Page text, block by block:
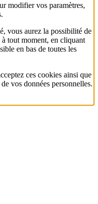
modifier vos paramètres,
vous aurez la possibilité de
tout moment, en cliquant
en bas de toutes les
ces cookies ainsi que
vos données personnelles.